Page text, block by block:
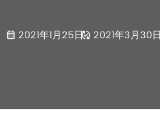
2021年1月25日 2021年3月30日